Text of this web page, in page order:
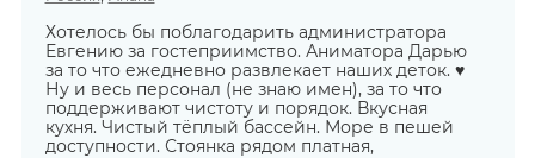
Хотелось бы поблагодарить администратора
Евгению за гостеприимство. Аниматора Дарью
за то что ежедневно развлекает наших деток. ♥️
Ну и весь персонал (не знаю имен), за то что
поддерживают чистоту и порядок. Вкусная
кухня. Чистый тёплый бассейн. Море в пешей
доступности. Стоянка рядом платная,